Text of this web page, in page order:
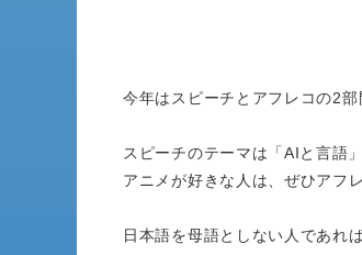
今年は スピーチとアフレコの2部
スピーチのテーマは「AIと言語
アニメが好きな人は、ぜひアフ
日本語を母語としない人であれ